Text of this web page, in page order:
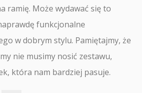
ramię. Może wydawać się to
funkcjonalne
w dobrym stylu. Pamiętajmy, że
nie musimy nosić zestawu,
która nam bardziej pasuje.